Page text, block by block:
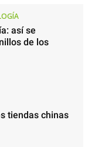
así se
de los
tiendas chinas